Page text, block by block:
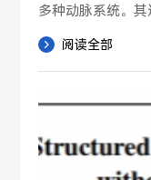
多种动脉系统。
成。这些病变可能
脏病和脑卒中。
响LDL水平，从而
些协变量往往分
传与生理因素对
阅读全部